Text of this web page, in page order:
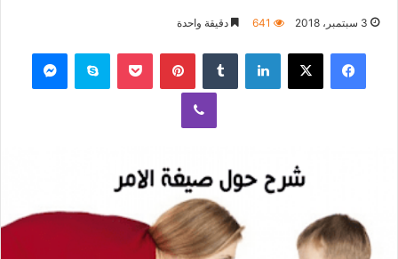
3 سبتمبر، 2018 641 دقيقة واحدة
فيسبوك لينكدإن بينتيريست سكايب
ڤايبر